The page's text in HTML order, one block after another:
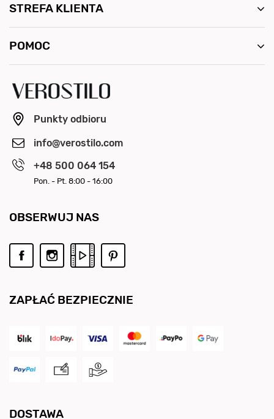
STREFA KLIENTA
POMOC
Punkty odbioru
info@verostilo.com
+48 500 064 154
Pon. - Pt. 8:00 - 16:00
ZAPŁAĆ BEZPIECZNIE
DOSTAWA
OBSERWUJ NAS